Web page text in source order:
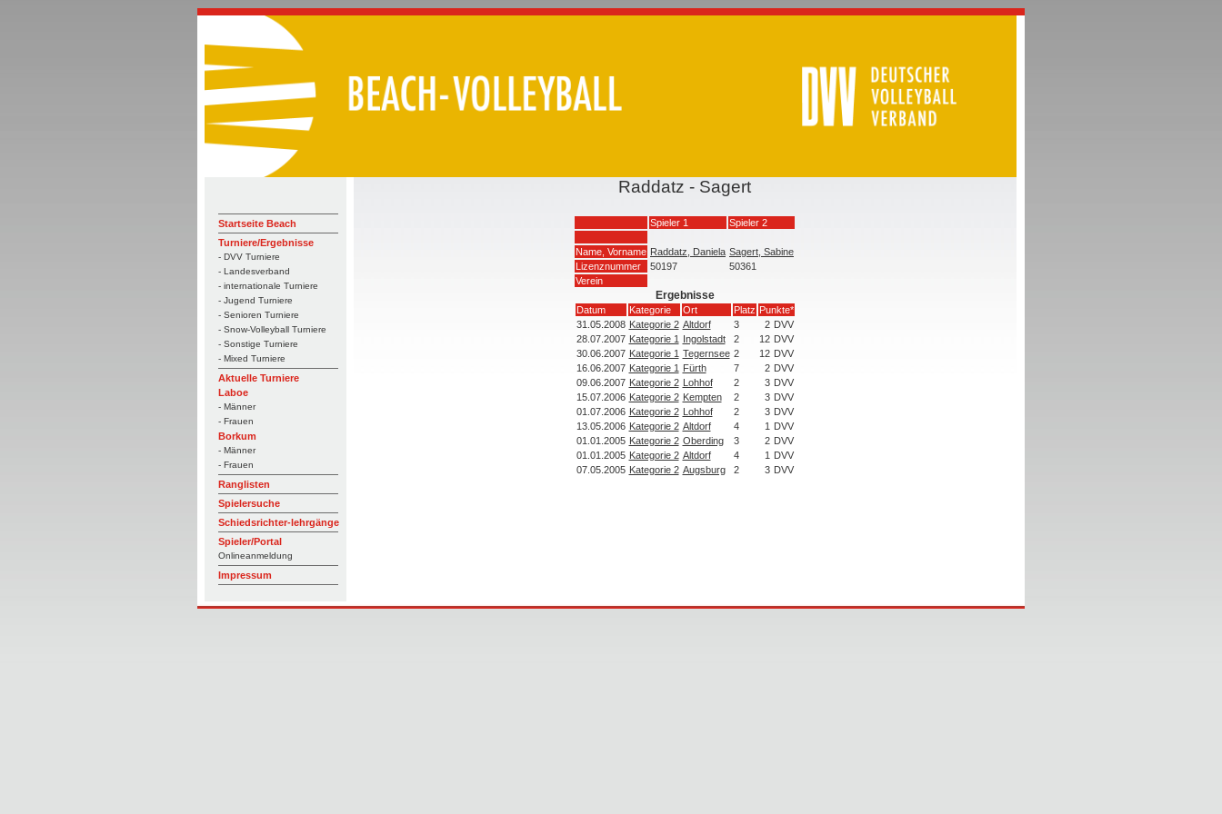
Startseite Beach
Turniere/Ergebnisse
- DVV Turniere
- Landesverband
- internationale Turniere
- Jugend Turniere
- Senioren Turniere
- Snow-Volleyball Turniere
- Sonstige Turniere
- Mixed Turniere
Aktuelle Turniere
Laboe
- Männer
- Frauen
Borkum
- Männer
- Frauen
Ranglisten
Spielersuche
Schiedsrichter-lehrgänge
Spieler/Portal
Onlineanmeldung
Impressum
Raddatz - Sagert
Spieler 1 Spieler 2
Name, Vorname Raddatz, Daniela Sagert, Sabine
Lizenznummer
50197
50361
Verein
Ergebnisse
Datum Kategorie Ort Platz Punkte*
31.05.2008 Kategorie 2 Altdorf 3 2 DVV
28.07.2007 Kategorie 1 Ingolstadt 2 12 DVV
30.06.2007 Kategorie 1 Tegernsee 2 12 DVV
16.06.2007 Kategorie 1 Fürth 7 2 DVV
09.06.2007 Kategorie 2 Lohhof 2 3 DVV
15.07.2006 Kategorie 2 Kempten 2 3 DVV
01.07.2006 Kategorie 2 Lohhof 2 3 DVV
13.05.2006 Kategorie 2 Altdorf 4 1 DVV
01.01.2005 Kategorie 2 Oberding 3 2 DVV
01.01.2005 Kategorie 2 Altdorf 4 1 DVV
07.05.2005 Kategorie 2 Augsburg 2 3 DVV